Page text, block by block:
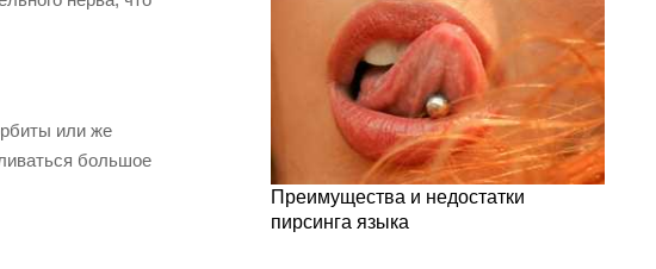
или же
большое
Преимущества и недостатки
пирсинга языка